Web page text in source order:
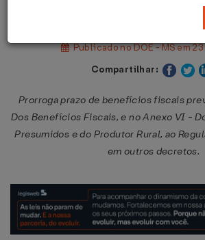
Decreto Nº 15637 DE
Publicado no DOE - MS em 23
Compartilhar:
Prorroga prazo de benefícios fiscais
Dos Benefícios Fiscais, e no Anexo VI -
Presumidos e do Produtor Rural, ao
em outros decretos.